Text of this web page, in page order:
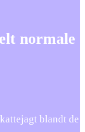
normale
blandt de